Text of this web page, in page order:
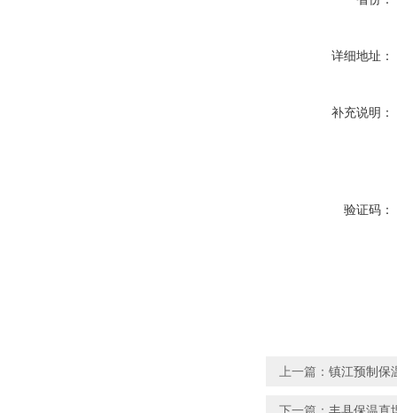
详细地址：
补充说明：
验证码：
上一篇： 镇江预制保